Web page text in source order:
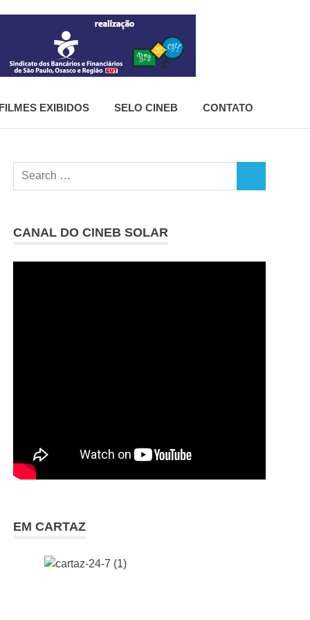
FILMES EXIBIDOS SELO CINEB CONTATO
Search
CANAL DO CINEB SOLAR
EM CARTAZ